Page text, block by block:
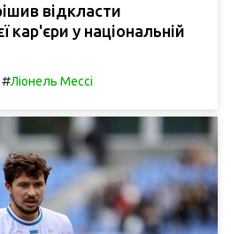
відкласти
кар'єри у національній
#Ліонель Мессі